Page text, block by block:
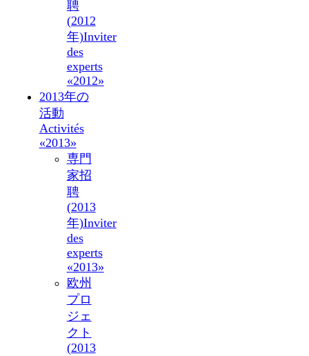
聘
(2012
年)Inviter
des
experts
«2012»
2013年の
活動
Activités
«2013»
専門
家招
聘
(2013
年)Inviter
des
experts
«2013»
欧州
プロ
ジェ
クト
(2013